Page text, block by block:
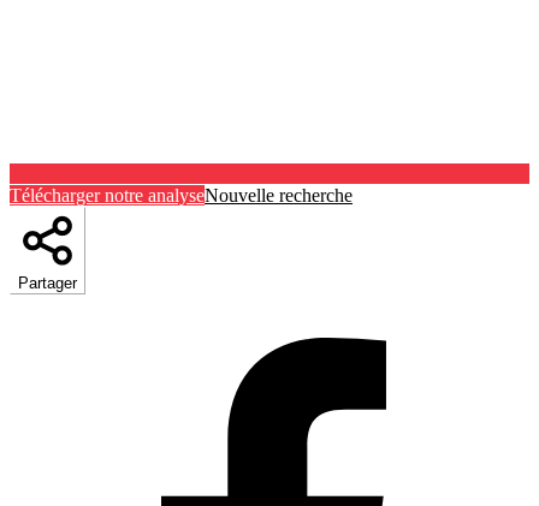
Télécharger notre analyseNouvelle recherche
Partager